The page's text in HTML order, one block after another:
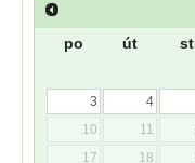
po út st
3
4
10
11
17
18